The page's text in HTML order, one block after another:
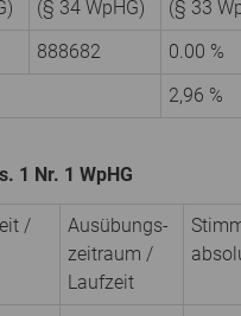
(§ 34 WpHG)
(§ 33
888682
0.00 %
2,96 %
1 Nr. 1 WpHG
/
Ausübungs­
zeitraum /
Laufzeit